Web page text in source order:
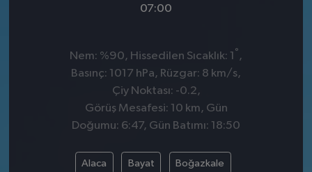
07:00
Nem: %90, Hissedilen Sıcaklık: 1 ° ,
Basınç: 1017 hPa, Rüzgar: 8 km/s,
Çiy Noktası: -0.2,
Görüş Mesafesi: 10 km, Gün
Doğumu: 6:47, Gün Batımı: 18:50
Alaca Bayat Boğazkale